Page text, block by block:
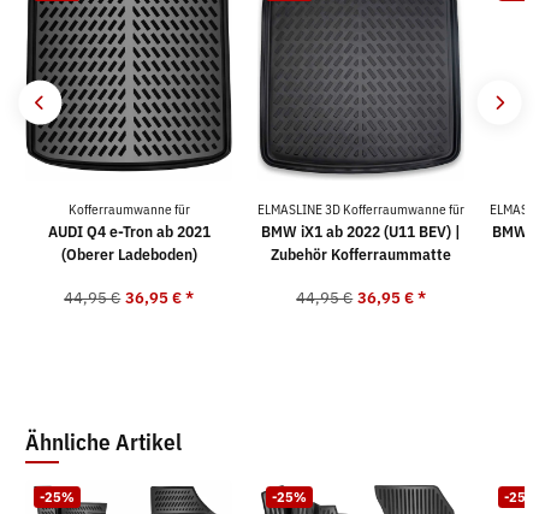
Kofferraumwanne für
AUDI Q4 e-Tron ab 2021
(Oberer Ladeboden)
44,95 € 36,95 €*
ELMASLINE 3D Kofferraumwanne für
BMW iX1 ab 2022 (U11 BEV) |
Zubehör Kofferraummatte
44,95 € 36,95 €*
BMW
Ähnliche Artikel
-25% -25% -25%